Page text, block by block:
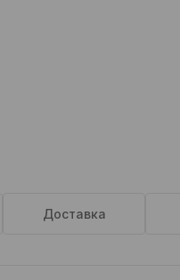
Доставка